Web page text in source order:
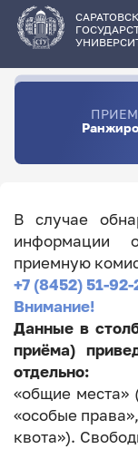
основному
содержанию
В случае
информации
приемную
+7 (8452) 51-92-
Внимание!
Данные в
приёма)
отдельно:
«общие места»
«особые
квота»).